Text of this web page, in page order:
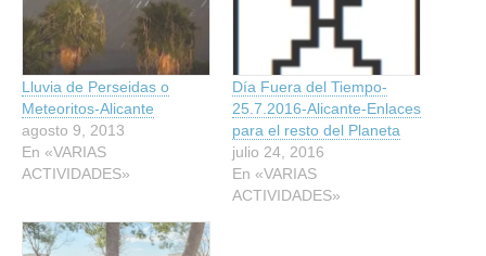
Lluvia de Perseidas o
Meteoritos-Alicante
agosto 9, 2013
En «VARIAS
ACTIVIDADES»
Día Fuera del Tiempo-
25.7.2016-Alicante-Enlaces
para el resto del Planeta
julio 24, 2016
En «VARIAS
ACTIVIDADES»